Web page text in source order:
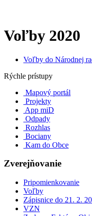
Voľby 2020
Voľby do Národnej
Rýchle prístupy
Mapový portál
Projekty
App miD
Odpady
Rozhlas
Bociany
Kam do Obce
Zverejňovanie
Pripomienkovanie
Voľby
Zápisnice do 21. 2.
VZN